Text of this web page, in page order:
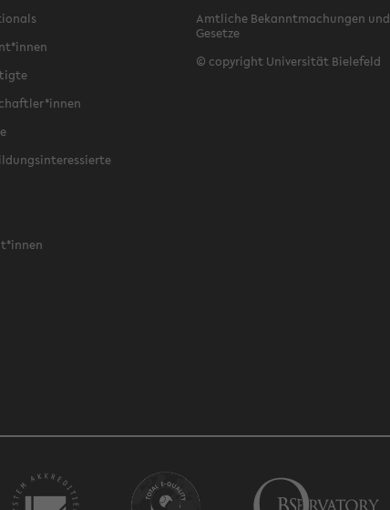
Amtliche Bekanntmachungen und
Gesetze
© copyright Universität Bielefeld